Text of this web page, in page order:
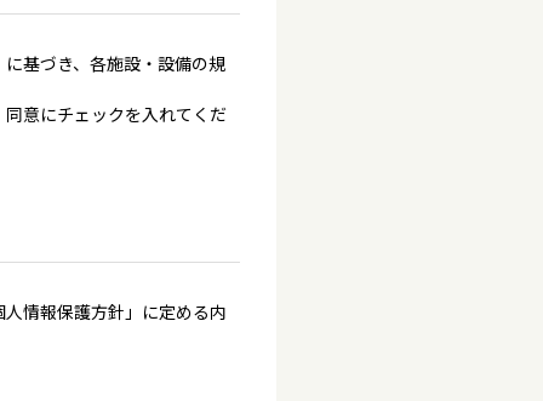
に基づき、各施設・設備の規
意にチェックを入れてくだ
情報保護方針」に定める内